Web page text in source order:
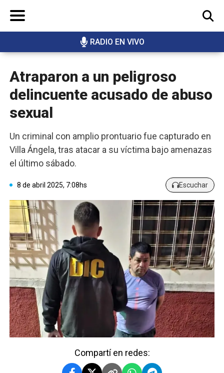
RADIO EN VIVO
BUSCAR
Atraparon a un peligroso
delincuente acusado de abuso
sexual
Un criminal con amplio prontuario fue capturado en
Villa Ángela, tras atacar a su víctima bajo amenazas
el último sábado.
8 de abril 2025, 7:08hs Escuchar
Compartí en redes: